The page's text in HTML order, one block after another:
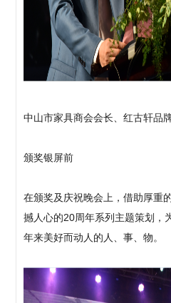
中山市家具商会会长、红古轩品
颁奖银屏前
在颁奖及庆祝晚会上，借助厚重
撼人心的20周年系列主题策划，
年来美好而动人的人、事、物。